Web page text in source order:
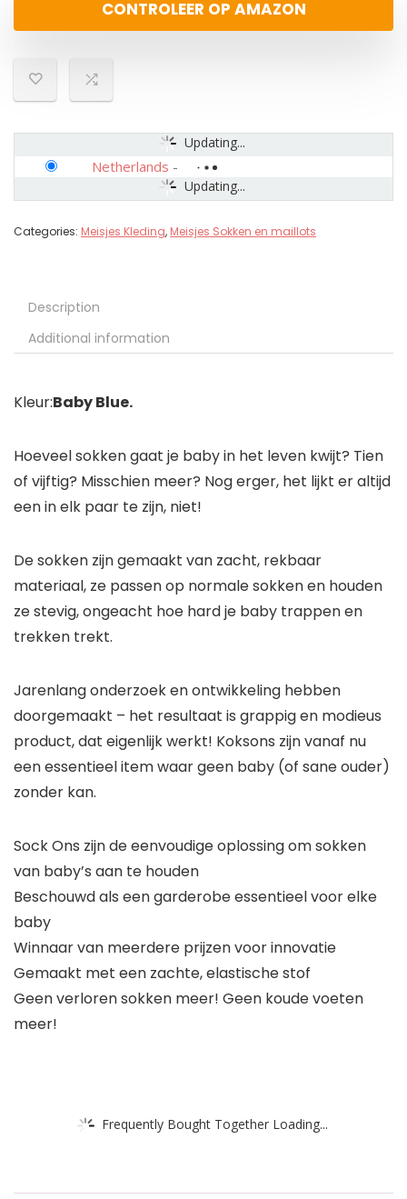
CONTROLEER OP AMAZON
Updating...
Updating...
Netherlands -
Categories: Meisjes Kleding, Meisjes Sokken en maillots
Description
Additional information
Kleur:Baby Blue.
Hoeveel sokken gaat je baby in het leven kwijt? Tien
of vijftig? Misschien meer? Nog erger, het lijkt er altijd
een in elk paar te zijn, niet!
De sokken zijn gemaakt van zacht, rekbaar
materiaal, ze passen op normale sokken en houden
ze stevig, ongeacht hoe hard je baby trappen en
trekken trekt.
Jarenlang onderzoek en ontwikkeling hebben
doorgemaakt – het resultaat is grappig en modieus
product, dat eigenlijk werkt! Koksons zijn vanaf nu
een essentieel item waar geen baby (of sane ouder)
zonder kan.
Sock Ons zijn de eenvoudige oplossing om sokken
van baby’s aan te houden
Beschouwd als een garderobe essentieel voor elke
baby
Winnaar van meerdere prijzen voor innovatie
Gemaakt met een zachte, elastische stof
Geen verloren sokken meer! Geen koude voeten
meer!
Frequently Bought Together Loading...